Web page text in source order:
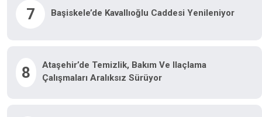
7 Başiskele’de Kavallıoğlu Caddesi Yenileniyor
8
Ataşehir’de Temizlik, Bakım Ve Ilaçlama
Çalışmaları Aralıksız Sürüyor